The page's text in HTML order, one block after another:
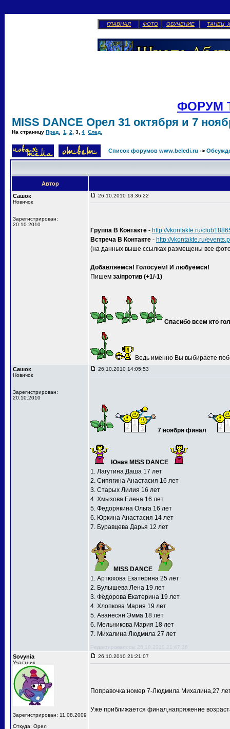
ГЛАВНАЯ ФОТО ОБУЧЕНИЕ ТАНЕЦ
ФОРУМ
MISS DANCE Орел 31 октября и 7
На страницу Пред. 1 2 3 4 След.
Список форумов www.beledi.ru ->
Автор
Сашок
Новичок
Зарегистрирован:
20.10.2010
26.10.2010 13:36:22
Группа В Контакте - http://vkontakte.ru/
Встреча В Контакте - http://vkontakte.ru/
(на данных выше ссылках размещены все
Добавляемся! Голосуем! И любуемся!
Пишем за/против (+1/-1)
Спасибо всем кто
Ведь именно Вы выбираете
Сашок
Новичок
Зарегистрирован:
20.10.2010
26.10.2010 14:05:53
7 ноября финал
Юная MISS DANCE
1. Лагутина Даша 17 лет
2. Сипягина Анастасия 16 лет
3. Старых Лилия 16 лет
4. Хмызова Елена 16 лет
5. Федорякина Ольга 16 лет
6. Юркина Анастасия 14 лет
7. Буравцева Дарья 12 лет
MISS DANCE
1. Артюхова Екатерина 25 лет
2. Булышева Лена 19 лет
3. Фёдорова Екатерина 19 лет
4. Хлопкова Мария 19 лет
5. Аванесян Эмма 18 лет
6. Мельникова Мария 18 лет
7. Михалина Людмила 27 лет
Редактировалось: 26.10.2010 21:47:36
Sovynia
Участник
Зарегистрирован: 11.08.2009
Откуда: Орел
26.10.2010 21:21:07
Поправочка:номер 7-Людмила Михалина,27
Уже приближается финал,напряжение